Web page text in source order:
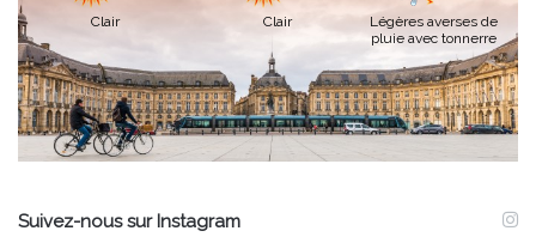
Clair
Clair
Légères averses de
pluie avec tonnerre
Suivez-nous sur Instagram